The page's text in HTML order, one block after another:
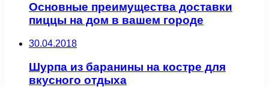
Основные преимущества доставки
пиццы на дом в вашем городе
30.04.2018
Шурпа из баранины на костре для
вкусного отдыха